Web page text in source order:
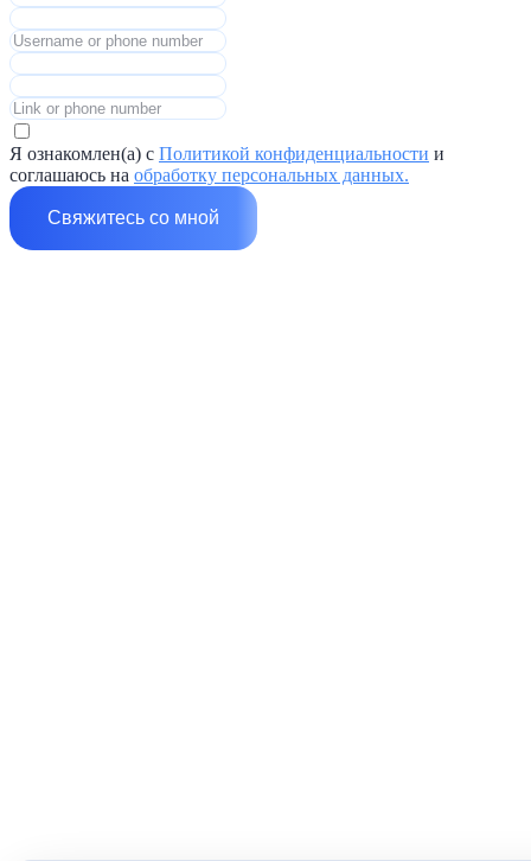
Я ознакомлен(а) с Политикой конфиденциальности и
соглашаюсь на обработку персональных данных.
Свяжитесь со мной